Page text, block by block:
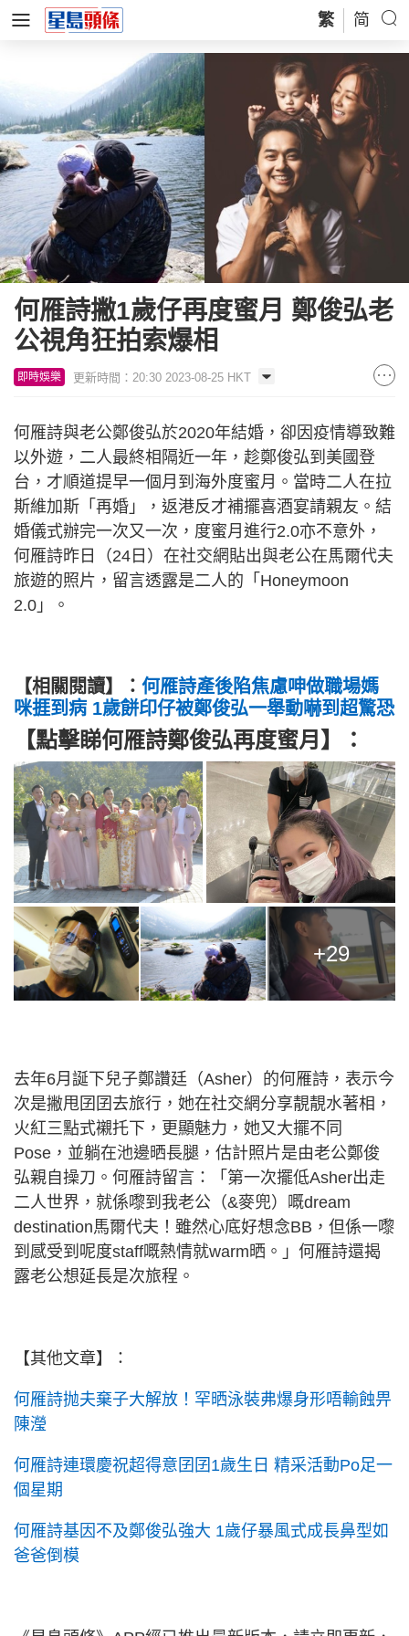
繁 简
何雁詩撇1歲仔再度蜜月 鄭俊弘老
公視角狂拍索爆相
即時娛樂 更新時間：20:30 2023-08-25 HKT
何雁詩與老公鄭俊弘於2020年結婚，卻因疫情導致難
以外遊，二人最終相隔近一年，趁鄭俊弘到美國登
台，才順道提早一個月到海外度蜜月。當時二人在拉
斯維加斯「再婚」，返港反才補擺喜酒宴請親友。結
婚儀式辦完一次又一次，度蜜月進行2.0亦不意外，
何雁詩昨日（24日）在社交網貼出與老公在馬爾代夫
旅遊的照片，留言透露是二人的「Honeymoon
2.0」。
【相關閱讀】： 何雁詩產後陷焦慮呻做職場媽
咪捱到病 1歲餅印仔被鄭俊弘一舉動嚇到超驚恐
【點擊睇何雁詩鄭俊弘再度蜜月】：
+29
去年6月誕下兒子鄭讚廷（Asher）的何雁詩，表示今
次是撇甩囝囝去旅行，她在社交網分享靚靚水著相，
火紅三點式襯托下，更顯魅力，她又大擺不同
Pose，並躺在池邊晒長腿，估計照片是由老公鄭俊
弘親自操刀。何雁詩留言：「第一次擺低Asher出走
二人世界，就係嚟到我老公（&麥兜）嘅dream
destination馬爾代夫！雖然心底好想念BB，但係一嚟
到感受到呢度staff嘅熱情就warm晒。」何雁詩還揭
露老公想延長是次旅程。
【其他文章】：
何雁詩抛夫棄子大解放！罕晒泳裝弗爆身形唔輸蝕畀
陳瀅
何雁詩連環慶祝超得意囝囝1歲生日 精采活動Po足一
個星期
何雁詩基因不及鄭俊弘強大 1歲仔暴風式成長鼻型如
爸爸倒模